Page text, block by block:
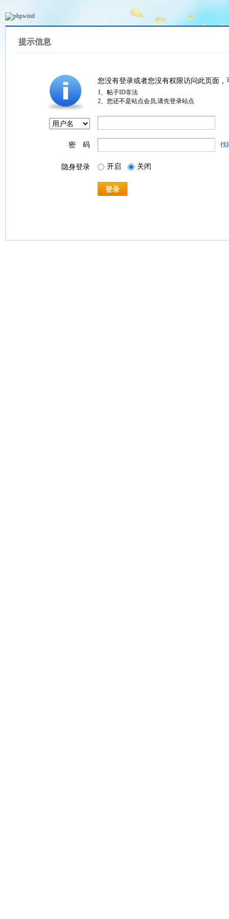
提示信息
您没有登录或者您没有权限访问此页面
1、帖子ID非法
2、您还不是站点会员,请先登录站点
密 码 找
隐身登录 开启 关闭
登录